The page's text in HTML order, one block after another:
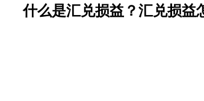
什么是汇兑损益？汇兑损益